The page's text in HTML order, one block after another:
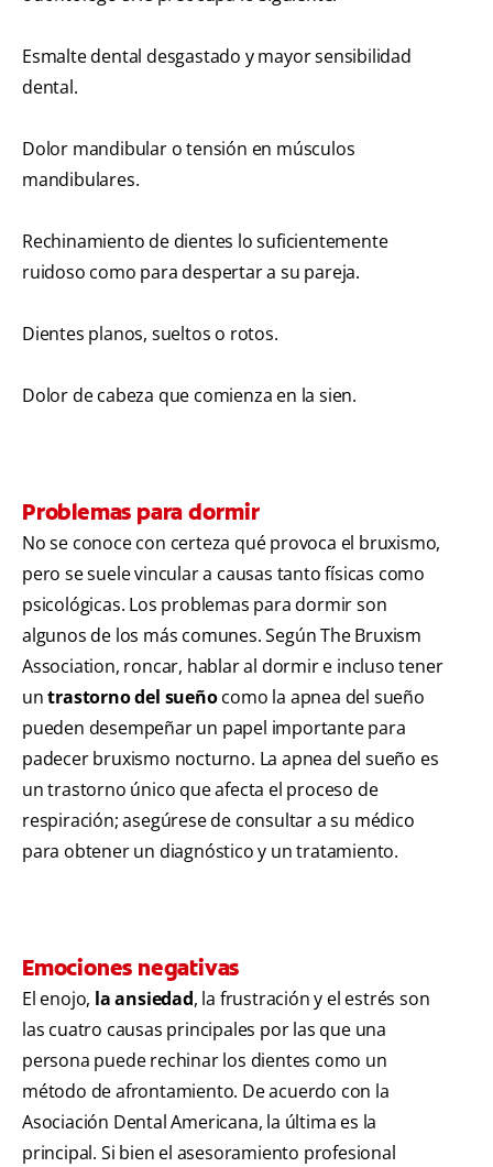
Esmalte dental desgastado y mayor sensibilidad
dental.
Dolor mandibular o tensión en músculos
mandibulares.
Rechinamiento de dientes lo suficientemente
ruidoso como para despertar a su pareja.
Dientes planos, sueltos o rotos.
Dolor de cabeza que comienza en la sien.
Problemas para dormir
No se conoce con certeza qué provoca el bruxismo,
pero se suele vincular a causas tanto físicas como
psicológicas. Los problemas para dormir son
algunos de los más comunes. Según The Bruxism
Association, roncar, hablar al dormir e incluso tener
untrastorno del sueñocomo la apnea del sueño
pueden desempeñar un papel importante para
padecer bruxismo nocturno. La apnea del sueño es
un trastorno único que afecta el proceso de
respiración; asegúrese de consultar a su médico
para obtener un diagnóstico y un tratamiento.
Emociones negativas
El enojo, la ansiedad, la frustración y el estrés son
las cuatro causas principales por las que una
persona puede rechinar los dientes como un
método de afrontamiento. De acuerdo con la
Asociación Dental Americana, la última es la
principal. Si bien el asesoramiento profesional